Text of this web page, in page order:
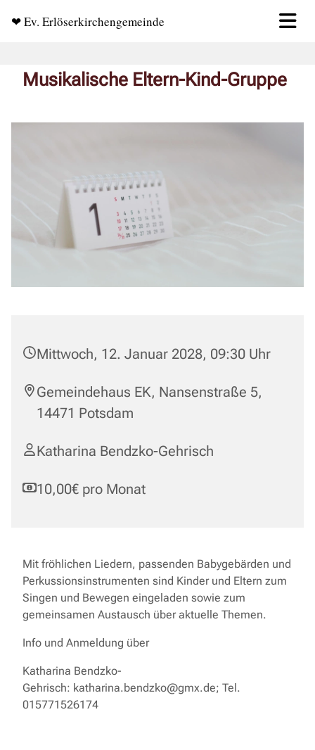
❤ Ev. Erlöserkirchengemeinde
Musikalische Eltern-Kind-Gruppe
Mittwoch, 12. Januar 2028, 09:30 Uhr
Gemeindehaus EK, Nansenstraße 5,
14471 Potsdam
Katharina Bendzko-Gehrisch
10,00€ pro Monat
Mit fröhlichen Liedern, passenden Babygebärden und
Perkussionsinstrumenten sind Kinder und Eltern zum
Singen und Bewegen eingeladen sowie zum
gemeinsamen Austausch über aktuelle Themen.
Info und Anmeldung über
Katharina Bendzko-
Gehrisch: katharina.bendzko@gmx.de; Tel.
015771526174